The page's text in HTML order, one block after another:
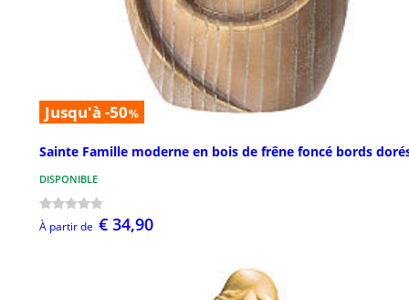
Jusqu'à -50%
Sainte Famille moderne en bois de frêne foncé bords
DISPONIBLE
À partir de € 34,90